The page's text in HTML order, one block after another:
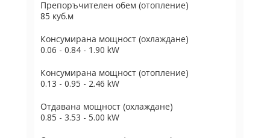
Препоръчителен обем (отопление)
85 куб.м
Консумирана мощност (охлаждане)
0.06 - 0.84 - 1.90 kW
Консумирана мощност (отопление)
0.13 - 0.95 - 2.46 kW
Отдавана мощност (охлаждане)
0.85 - 3.53 - 5.00 kW